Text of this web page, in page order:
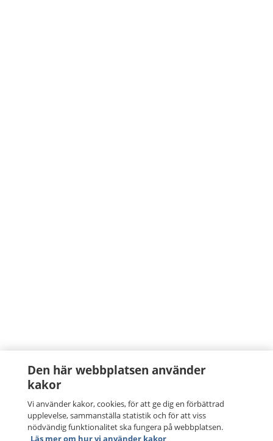
Den här webbplatsen använder
kakor
Vi använder kakor, cookies, för att ge dig en förbättrad
upplevelse, sammanställa statistik och för att viss
nödvändig funktionalitet ska fungera på webbplatsen.
Läs mer om hur vi använder kakor